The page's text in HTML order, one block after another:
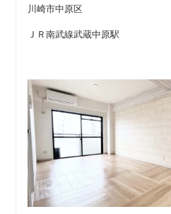
川崎市中原区
ＪＲ南武線武蔵中原駅